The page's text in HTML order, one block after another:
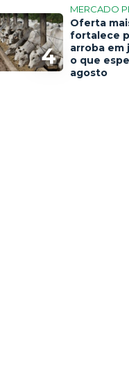
4
MERCADO
Oferta
fortalece
arroba em
o que
agosto